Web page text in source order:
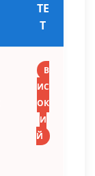
ТЕ
Т
В
ИС
ОК
И
Й